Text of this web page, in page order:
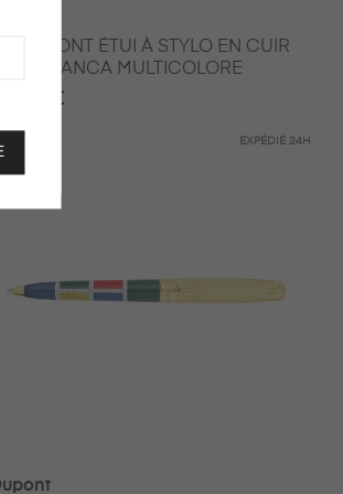
DUPONT ÉTUI À STYLO EN CUIR
MULTICOLORE
€
EXPÉDIÉ24H